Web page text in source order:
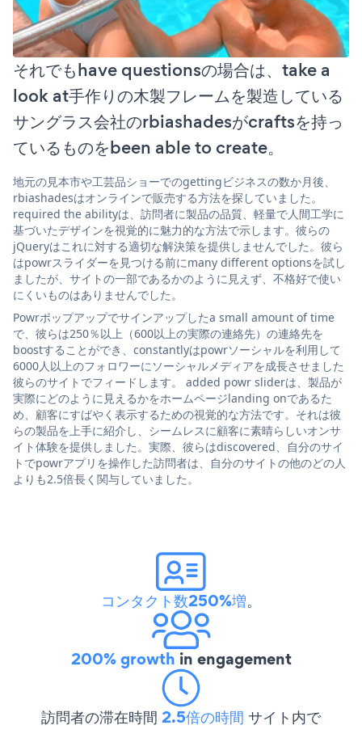
それでもhave questionsの場合は、take a
look at手作りの木製フレームを製造している
サングラス会社のrbiashadesがcraftsを持っ
ているものをbeen able to create。
地元の見本市や工芸品ショーでのgettingビジネスの数か月後、
rbiashadesはオンラインで販売する方法を探していました。
required the abilityは、訪問者に製品の品質、軽量で人間工学に
基づいたデザインを視覚的に魅力的な方法で示します。彼らの
jQueryはこれに対する適切な解決策を提供しませんでした。彼ら
はpowrスライダーを見つける前にmany different optionsを試し
ましたが、サイトの一部であるかのように見えず、不格好で使い
にくいものはありませんでした。
Powrポップアップでサインアップしたa small amount of time
で、彼らは250％以上（600以上の実際の連絡先）の連絡先を
boostすることができ、constantlyはpowrソーシャルを利用して
6000人以上のフォロワーにソーシャルメディアを成長させました
彼らのサイトでフィードします。 added powr sliderは、製品が
実際にどのように見えるかをホームページlanding onであるた
め、顧客にすばやく表示するための視覚的な方法です。それは彼
らの製品を上手に紹介し、シームレスに顧客に素晴らしいオンサ
イト体験を提供しました。実際、彼らはdiscovered、自分のサイ
トでpowrアプリを操作した訪問者は、自分のサイトの他のどの人
よりも2.5倍長く関与していました。
コンタクト数250%増。
200% growth in engagement
訪問者の滞在時間 2.5倍の時間 サイト内で